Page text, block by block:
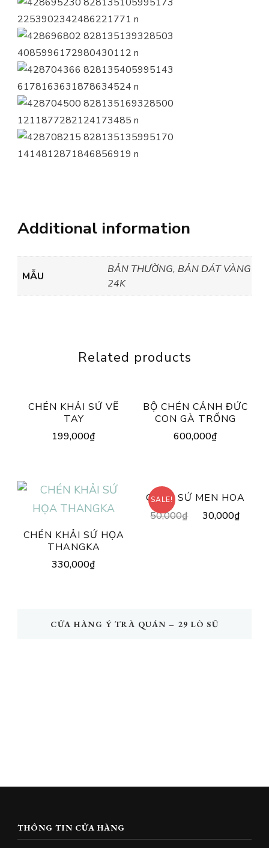
Additional information
MẪU
BẢN THƯỜNG, BẢN DÁT VÀNG
24K
Related products
CHÉN KHẢI SỨ VẼ
TAY
199,000₫
BỘ CHÉN CẢNH ĐỨC
CON GÀ TRỐNG
600,000₫
CHÉN KHẢI SỨ HỌA
THANGKA
330,000₫
SALE!
CHÉN SỨ MEN HOA
50,000₫
Original
30,000₫
CỬA HÀNG Ý TRÀ QUÁN – 29 LÒ SŨ
THÔNG TIN CỬA HÀNG